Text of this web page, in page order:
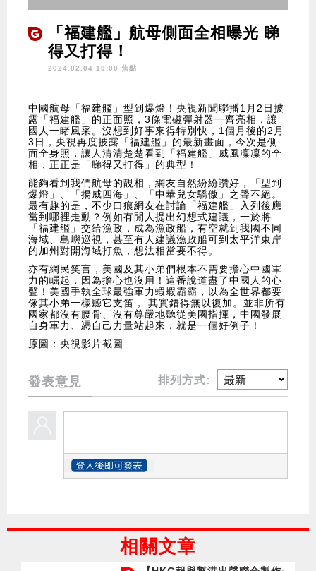
「福建艦」航母側面全相曝光 睇
得又打得！
2024.02.04 19:00 焦點
中國航母「福建艦」型到爆燈！央視新聞聯播1月2日披
露「福建艦」的正面照，3條電磁彈射器一齊亮相，讓
國人一睹風采。沒想到好事來得特別快，1個月後的2月
3日，央視再度披露「福建艦」的最新畫面，今次是側
面全身照，讓人清清楚楚看到「福建艦」威風凜凜的全
相，正正是「睇得又打得」的典型！
能夠看到我們航母的靚相，網友自然紛紛讚好，「型到
爆燈」、「揚威四海」、「中華兒女驕傲」之聲不絕。
最有趣的是，不少口痕網友在討論「福建艦」入列後應
當到哪裡走動？例如有閒人提出幻想式建議，一於將
「福建艦」交給漁政，成為漁政船，有空就到我國不同
海域、島嶼巡視，甚至有人建議漁政船可到太平洋東岸
的加州對開海域打魚，想法相當要不得。
亦有網民笑言，美國及其小弟們根本不需要擔心中國軍
力的崛起，因為擔心也沒用！這番說道盡了中國人的心
聲！美國手執全球最強軍力蝦蝦霸霸，以為全世界都要
像其小弟一樣聽它支笛， 其實錯得無以復加。並非所有
國家都沒有腰骨、沒有尊嚴地聽從美國指揮，中國發展
自身軍力、憑自己力量站起來，就是一個好例子！
原圖：央視影片截圖
發表意見 排列方式:
相關文章